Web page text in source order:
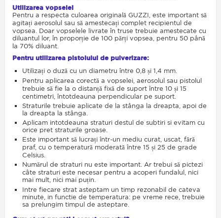
Utilizarea vopselei
Pentru a respecta culoarea originală GUZZI, este important să
agitați aerosolul sau să amestecați complet recipientul de
vopsea. Doar vopselele livrate în truse trebuie amestecate cu
diluantul lor, în proporție de 100 părți vopsea, pentru 50 până
la 70% diluant.
Pentru utilizarea pistolului de pulverizare:
Utilizați o duză cu un diametru între 0,8 și 1,4 mm.
Pentru aplicarea corectă a vopselei, aerosolul sau pistolul
trebuie să fie la o distanță fixă ​​de suport între 10 și 15
centimetri, întotdeauna perpendicular pe suport.
Straturile trebuie aplicate de la stânga la dreapta, apoi de
la dreapta la stânga.
Aplicam intotdeauna straturi destul de subtiri si evitam cu
orice pret straturile groase.
Este important să lucrați într-un mediu curat, uscat, fără
praf, cu o temperatură moderată între 15 și 25 de grade
Celsius.
Numărul de straturi nu este important. Ar trebui să pictezi
câte straturi este necesar pentru a acoperi fundalul, nici
mai mult, nici mai puțin.
Intre fiecare strat asteptam un timp rezonabil de cateva
minute, in functie de temperatura: pe vreme rece, trebuie
sa prelungim timpul de asteptare.